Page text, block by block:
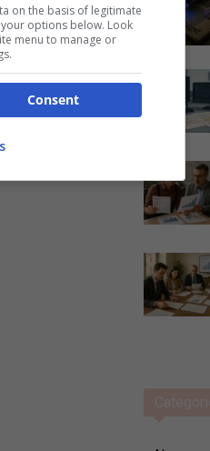
on the basis of legitimate
options below. Look
menu to manage or
Consent